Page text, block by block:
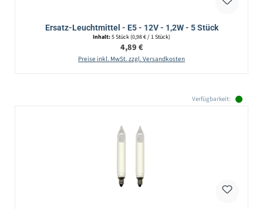
Ersatz-Leuchtmittel - E5 - 12V - 1,2W - 5 Stück
Inhalt:5 Stück(0,98 € / 1 Stück)
Regulärer Preis:
4,89 €
Preise inkl. MwSt. zzgl. Versandkosten
Verfügbarkeit: